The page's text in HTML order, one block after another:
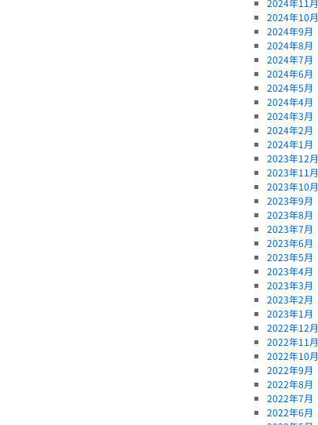
2024年11月
2024年10月
2024年9月
2024年8月
2024年7月
2024年6月
2024年5月
2024年4月
2024年3月
2024年2月
2024年1月
2023年12月
2023年11月
2023年10月
2023年9月
2023年8月
2023年7月
2023年6月
2023年5月
2023年4月
2023年3月
2023年2月
2023年1月
2022年12月
2022年11月
2022年10月
2022年9月
2022年8月
2022年7月
2022年6月